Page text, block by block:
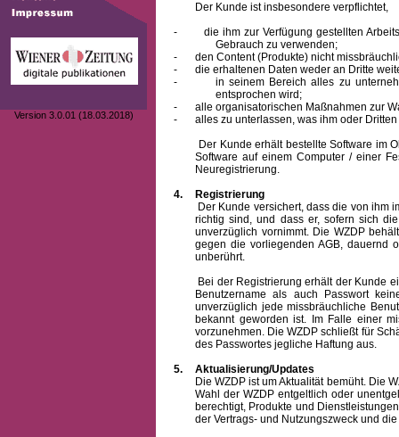
Version 3.0.01 (18.03.2018)
Der Kunde ist insbesondere verpflichtet,
-
die ihm zur Verfügung gestellten
Gebrauch zu verwenden;
-
den Content (Produkte) nicht
-
die erhaltenen Daten weder an Dritte
-
in seinem Bereich alles zu
entsprochen wird;
-
alle organisatorischen Maßnahmen zur
-
alles zu unterlassen, was ihm oder
Der Kunde erhält bestellte Software im
Software auf einem Computer / einer
Neuregistrierung.
4.
Registrierung
Der Kunde versichert, dass die von ihm
richtig sind, und dass er, sofern sich
unverzüglich vornimmt. Die WZDP
gegen die vorliegenden AGB, dauernd
unberührt.
Bei der Registrierung erhält der Kunde
Benutzernameals auch Passwort
unverzüglich jede missbräuchliche
bekannt geworden ist. Im Falle einer
vorzunehmen. Die WZDP schließt für
des Passwortes jegliche Haftung aus.
5.
Aktualisierung/Updates
Die WZDP ist um Aktualität bemüht. Die
Wahl der WZDP entgeltlich oder
berechtigt, Produkte und
der Vertrags- und Nutzungszweck und